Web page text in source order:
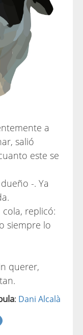
a
salió
este se
-. Ya
replicó:
siempre lo
querer,
: Dani Alcalà